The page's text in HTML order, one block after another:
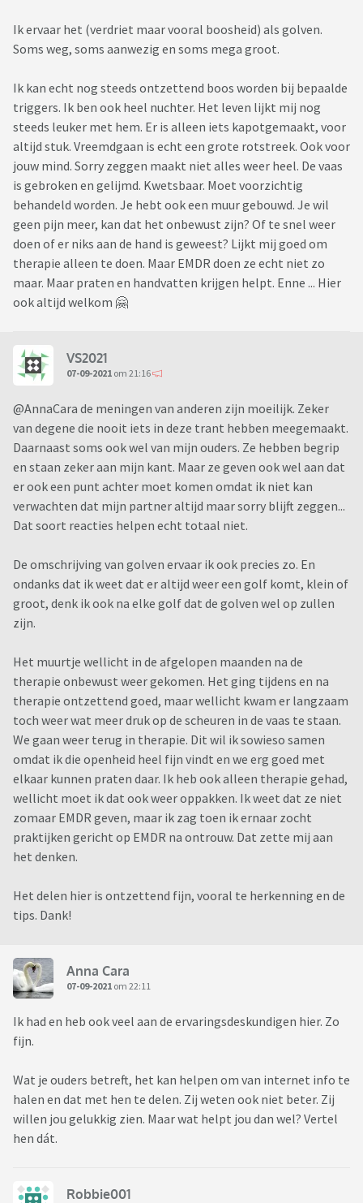
Ik ervaar het (verdriet maar vooral boosheid) als golven.
Soms weg, soms aanwezig en soms mega groot.
Ik kan echt nog steeds ontzettend boos worden bij bepaalde
triggers. Ik ben ook heel nuchter. Het leven lijkt mij nog
steeds leuker met hem. Er is alleen iets kapotgemaakt, voor
altijd stuk. Vreemdgaan is echt een grote rotstreek. Ook voor
jouw mind. Sorry zeggen maakt niet alles weer heel. De vaas
is gebroken en gelijmd. Kwetsbaar. Moet voorzichtig
behandeld worden. Je hebt ook een muur gebouwd. Je wil
geen pijn meer, kan dat het onbewust zijn? Of te snel weer
doen of er niks aan de hand is geweest? Lijkt mij goed om
therapie alleen te doen. Maar EMDR doen ze echt niet zo
maar. Maar praten en handvatten krijgen helpt. Enne ... Hier
ook altijd welkom 🤗
VS2021
07-09-2021 om 21:16
@AnnaCara de meningen van anderen zijn moeilijk. Zeker
van degene die nooit iets in deze trant hebben meegemaakt.
Daarnaast soms ook wel van mijn ouders. Ze hebben begrip
en staan zeker aan mijn kant. Maar ze geven ook wel aan dat
er ook een punt achter moet komen omdat ik niet kan
verwachten dat mijn partner altijd maar sorry blijft zeggen...
Dat soort reacties helpen echt totaal niet.
De omschrijving van golven ervaar ik ook precies zo. En
ondanks dat ik weet dat er altijd weer een golf komt, klein of
groot, denk ik ook na elke golf dat de golven wel op zullen
zijn.
Het muurtje wellicht in de afgelopen maanden na de
therapie onbewust weer gekomen. Het ging tijdens en na
therapie ontzettend goed, maar wellicht kwam er langzaam
toch weer wat meer druk op de scheuren in de vaas te staan.
We gaan weer terug in therapie. Dit wil ik sowieso samen
omdat ik die openheid heel fijn vindt en we erg goed met
elkaar kunnen praten daar. Ik heb ook alleen therapie gehad,
wellicht moet ik dat ook weer oppakken. Ik weet dat ze niet
zomaar EMDR geven, maar ik zag toen ik ernaar zocht
praktijken gericht op EMDR na ontrouw. Dat zette mij aan
het denken.
Het delen hier is ontzettend fijn, vooral te herkenning en de
tips. Dank!
Anna Cara
07-09-2021 om 22:11
Ik had en heb ook veel aan de ervaringsdeskundigen hier. Zo
fijn.
Wat je ouders betreft, het kan helpen om van internet info te
halen en dat met hen te delen. Zij weten ook niet beter. Zij
willen jou gelukkig zien. Maar wat helpt jou dan wel? Vertel
hen dát.
Robbie001